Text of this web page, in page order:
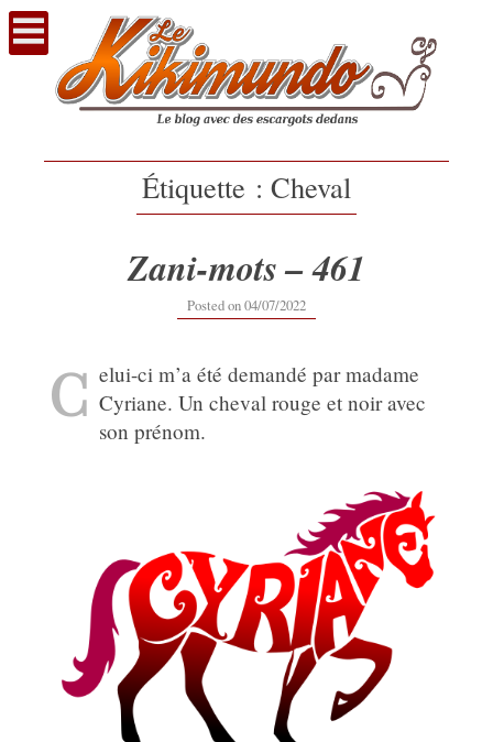
Voir
contenu
Étiquette : Cheval
Zani-mots – 461
Posted on04/07/202204/07/2022
C elui-ci m’a été demandé par madame
Cyriane. Un cheval rouge et noir avec
son prénom.